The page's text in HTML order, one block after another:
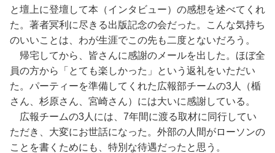
と壇上に登壇して本（インタビュー）の感想を述べてくれ
た。著者冥利に尽きる出版記念の会だった。こんな気持ち
のいいことは、わが生涯でこの先も二度とないだろう。
帰宅してから、皆さんに感謝のメールを出した。ほぼ全
員の方から「とても楽しかった」という返礼をいただい
た。パーティーを準備してくれた広報部チームの3人（楯
さん、杉原さん、宮崎さん）には大いに感謝している。
広報チームの3人には、7年間に渡る取材に同行してい
ただき、大変にお世話になった。外部の人間がローソンの
ことを書くためにも、特別な待遇だったと思う。